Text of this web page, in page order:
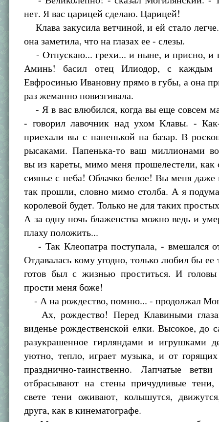
нет. Я вас царицей сделаю. Царицей!
Клава закусила ветчиной, и ей стало
она заметила, что на глазах ее - слезы.
- Отпускаю... грехи... и ныне, и присно, и
Аминь! басил отец Илиодор, с каждым
Евфросинью Ивановну прямо в губы, а она
раз жеманно повизгивала.
- Я в вас влюбился, когда вы еще совсем
- говорил лавочник над ухом Клавы. -
приехали вы с папенькой на базар. В
рысаками. Папенька-то ваш миллионами
вы из кареты, мимо меня прошелестели,
сиянье с неба! Облачко белое! Вы меня даже
так прошли, словно мимо столба. А я
королевой будет. Только не для таких
А за одну ночь блаженства можно ведь и
плаху положить...
- Так Клеопатра поступала, - вмешался
Отдавалась кому угодно, только любил бы ее
готов был с жизнью проститься. И
прости меня боже!
- А на рождество, помню... - продолжал
Ах, рождество! Перед Клавиными
виденье рождественской елки. Высокое, до
разукрашенное гирляндами и игрушками
уютно, тепло, играет музыка, и от горящих
празднично-таинственно. Лапчатые
отбрасывают на стены причудливые
свете тени оживают, колышутся,
друга, как в кинематографе.